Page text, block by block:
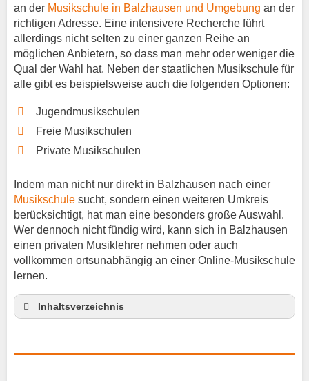
an der Musikschule in Balzhausen und Umgebung an der
richtigen Adresse. Eine intensivere Recherche führt
allerdings nicht selten zu einer ganzen Reihe an
möglichen Anbietern, so dass man mehr oder weniger die
Qual der Wahl hat. Neben der staatlichen Musikschule für
alle gibt es beispielsweise auch die folgenden Optionen:
Jugendmusikschulen
Freie Musikschulen
Private Musikschulen
Indem man nicht nur direkt in Balzhausen nach einer
Musikschule sucht, sondern einen weiteren Umkreis
berücksichtigt, hat man eine besonders große Auswahl.
Wer dennoch nicht fündig wird, kann sich in Balzhausen
einen privaten Musiklehrer nehmen oder auch
vollkommen ortsunabhängig an einer Online-Musikschule
lernen.
Inhaltsverzeichnis